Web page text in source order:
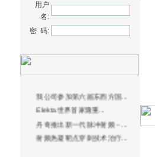
用户
名:
密 码:
我公司参加第六届东西方国...
Elekta世界首家隆重...
丹奇推出新一代脉冲射频－...
射频热凝靶点穿刺技术治疗...